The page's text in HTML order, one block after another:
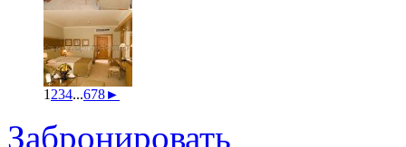
1234...678►
Забронировать